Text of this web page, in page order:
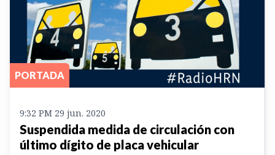
PORTADA
9:32 PM 29 jun. 2020
Suspendida medida de circulación con
último dígito de placa vehicular